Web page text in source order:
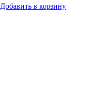
Добавить в корзину